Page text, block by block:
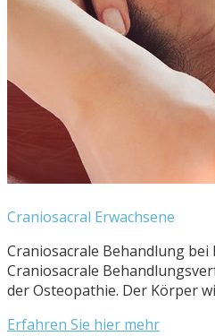
Craniosacral Erwachsene
Craniosacrale Behandlung bei
Craniosacrale
der Osteopathie. Der Körper
Erfahren Sie hier mehr